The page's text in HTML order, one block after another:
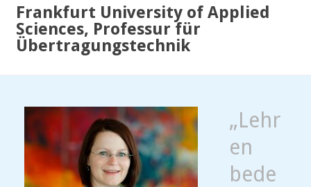
Frankfurt University of Applied
Sciences, Professur für
Übertragungstechnik
„Lehr
en
bede